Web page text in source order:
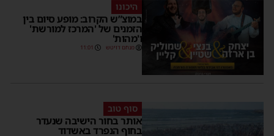
היכונו
במוצ”ש הקרוב: מופע סיום בין
הזמנים של 'המרכז למורשת'
ו'מהות'
מנחם דויטש 11:01
סוף טוב
אותר בחור הישיבה שנעדר
בחוף הנפרד באשדוד